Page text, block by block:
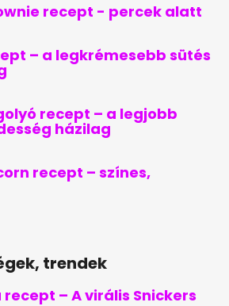
recept - percek alatt
– a legkrémesebb sütés
recept – a legjobb
házilag
recept – színes,
trendek
– A virális Snickers